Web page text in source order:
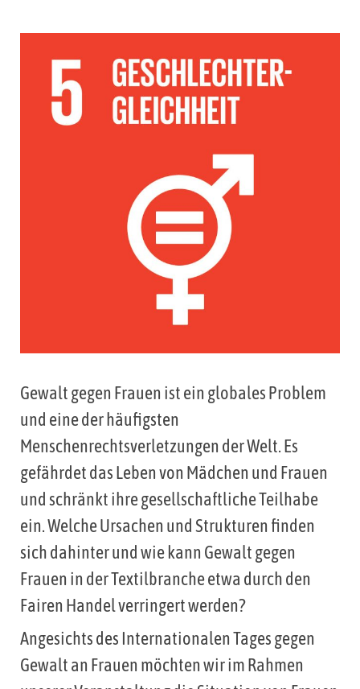
Gewalt gegen Frauen ist ein globales Problem
und eine der häufigsten
Menschenrechtsverletzungen der Welt. Es
gefährdet das Leben von Mädchen und Frauen
und schränkt ihre gesellschaftliche Teilhabe
ein. Welche Ursachen und Strukturen finden
sich dahinter und wie kann Gewalt gegen
Frauen in der Textilbranche etwa durch den
Fairen Handel verringert werden?
Angesichts des Internationalen Tages gegen
Gewalt an Frauen möchten wir im Rahmen